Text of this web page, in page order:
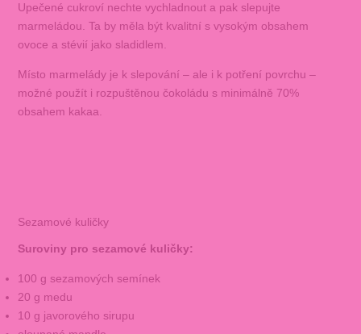
Upečené cukroví nechte vychladnout a pak slepujte
marmeládou. Ta by měla být kvalitní s vysokým obsahem
ovoce a stévií jako sladidlem.
Místo marmelády je k slepování – ale i k potření povrchu –
možné použít i rozpuštěnou čokoládu s minimálně 70%
obsahem kakaa.
Sezamové kuličky
Suroviny pro sezamové kuličky:
100 g sezamových semínek
20 g medu
10 g javorového sirupu